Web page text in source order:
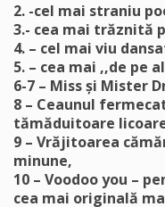
2. -cel mai straniu
3.- cea mai trăznită
4. – cel mai viu
5. – cea mai ,,de pe
6-7 – Miss și Mister
8 – Ceaunul
tămăduitoare
9 – Vrăjitoarea
minune,
10 – Voodoo you –
cea mai originală